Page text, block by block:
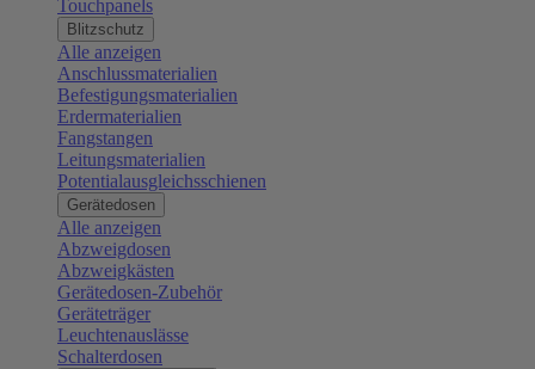
Touchpanels
Blitzschutz
Alle anzeigen
Anschlussmaterialien
Befestigungsmaterialien
Erdermaterialien
Fangstangen
Leitungsmaterialien
Potentialausgleichsschienen
Gerätedosen
Alle anzeigen
Abzweigdosen
Abzweigkästen
Gerätedosen-Zubehör
Geräteträger
Leuchtenauslässe
Schalterdosen